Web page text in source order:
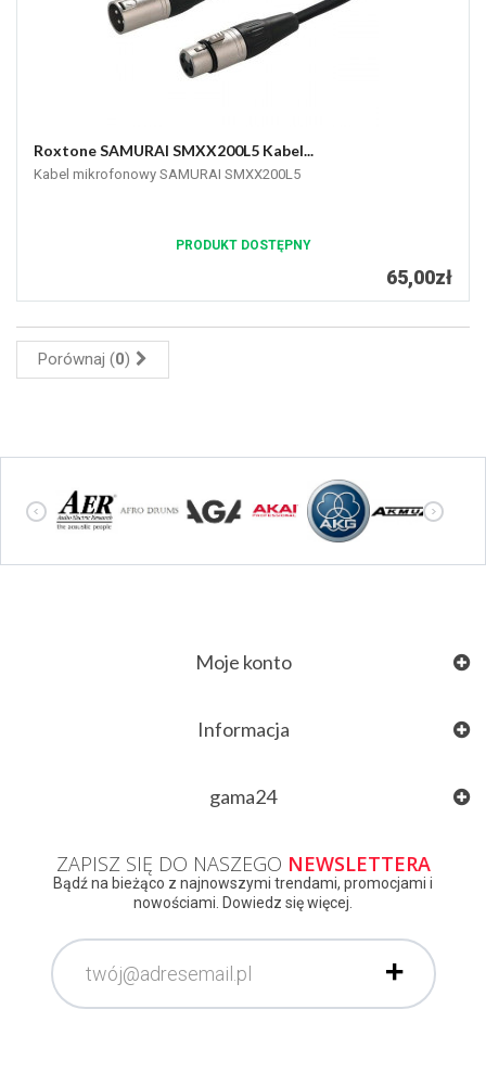
Roxtone SAMURAI SMXX200L5 Kabel...
Kabel mikrofonowy SAMURAI SMXX200L5
PRODUKT DOSTĘPNY
65,00zł
Porównaj (0)
Moje konto
Informacja
gama24
ZAPISZ SIĘ DO NASZEGO NEWSLETTERA
Bądź na bieżąco z najnowszymi trendami, promocjami i
nowościami. Dowiedz się więcej.